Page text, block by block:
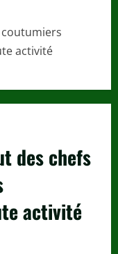
coutumiers
activité
des chefs
activité